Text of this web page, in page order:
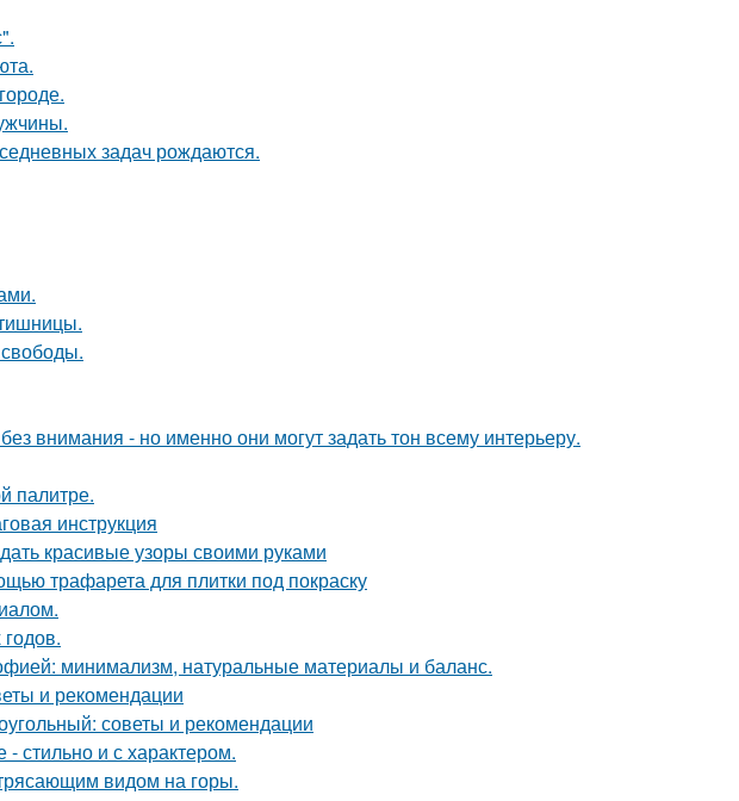
задач рождаются.
внимания - но именно они могут задать тон всему интерьеру.
палитре.
инструкция
красивые узоры своими руками
трафарета для плитки под покраску
минимализм, натуральные материалы и баланс.
и рекомендации
советы и рекомендации
- стильно и с характером.
видом на горы.